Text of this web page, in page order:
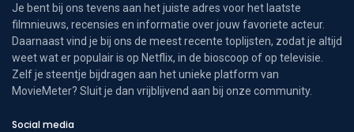
Je bent bij ons tevens aan het juiste adres voor het laatste
filmnieuws, recensies en informatie over jouw favoriete acteur.
Daarnaast vind je bij ons de meest recente toplijsten, zodat je altijd
weet wat er populair is op Netflix, in de bioscoop of op televisie.
Zelf je steentje bijdragen aan het unieke platform van
MovieMeter? Sluit je dan vrijblijvend aan bij onze community.
Social media